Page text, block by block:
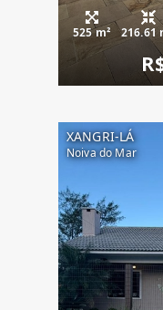
525 m² 216.61
XANGRI-LÁ
Noiva do Mar